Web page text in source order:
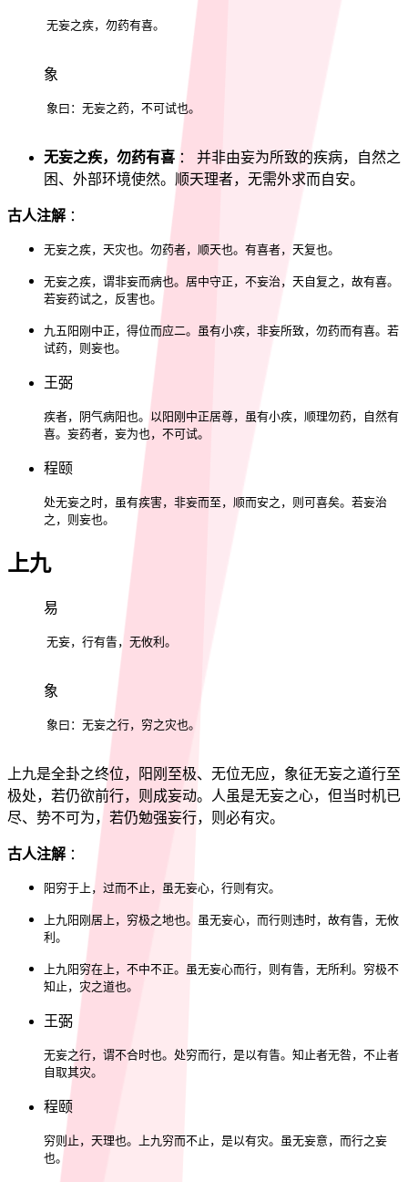
无妄之疾，勿药有喜。
象
象曰：无妄之药，不可试也。
无妄之疾，勿药有喜 ： 并非由妄为所致的疾病，自然之
困、外部环境使然。顺天理者，无需外求而自安。
古人注解 ：
无妄之疾，天灾也。勿药者，顺天也。有喜者，天复也。
无妄之疾，谓非妄而病也。居中守正，不妄治，天自复之，故有喜。
若妄药试之，反害也。
九五阳刚中正，得位而应二。虽有小疾，非妄所致，勿药而有喜。若
试药，则妄也。
王弼
疾者，阴气病阳也。以阳刚中正居尊，虽有小疾，顺理勿药，自然有
喜。妄药者，妄为也，不可试。
程颐
处无妄之时，虽有疾害，非妄而至，顺而安之，则可喜矣。若妄治
之，则妄也。
上九
易
无妄，行有眚，无攸利。
象
象曰：无妄之行，穷之灾也。
上九是全卦之终位，阳刚至极、无位无应，象征无妄之道行至
极处，若仍欲前行，则成妄动。人虽是无妄之心，但当时机已
尽、势不可为，若仍勉强妄行，则必有灾。
古人注解 ：
阳穷于上，过而不止，虽无妄心，行则有灾。
上九阳刚居上，穷极之地也。虽无妄心，而行则违时，故有眚，无攸
利。
上九阳穷在上，不中不正。虽无妄心而行，则有眚，无所利。穷极不
知止，灾之道也。
王弼
无妄之行，谓不合时也。处穷而行，是以有眚。知止者无咎，不止者
自取其灾。
程颐
穷则止，天理也。上九穷而不止，是以有灾。虽无妄意，而行之妄
也。